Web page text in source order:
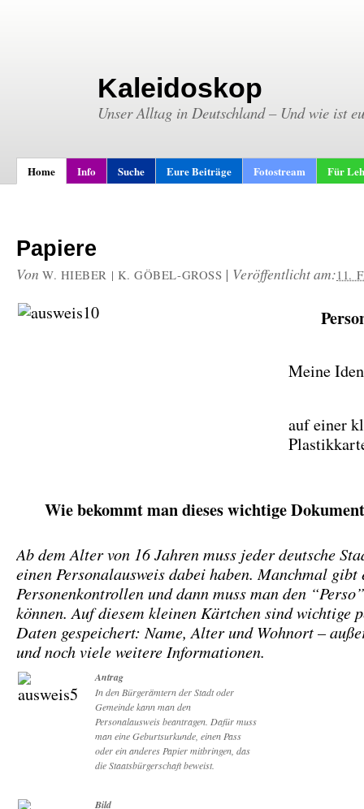
Kaleidoskop
Unser Alltag in Deutschland – Und wie ist
Home Info Suche Eure Beiträge Fotostream Für
Papiere
Von W. HIEBER | K. GÖBEL-GROSS | Veröffentlicht am:11.
Meine
auf einer
Wie bekommt man dieses wichtige
Ab dem Alter von 16 Jahren muss jeder deutsche
einen Personalausweis dabei haben. Manchmal gibt
Personenkontrollen und dann muss man den
können. Auf diesem kleinen Kärtchen sind wichtige
Daten gespeichert: Name, Alter und Wohnort –
und noch viele weitere Informationen.
Antrag
In den Bürgerämtern der Stadt oder
Gemeinde kann man den
Personalausweis beantragen. Dafür muss
man eine Geburtsurkunde, einen Pass
oder ein anderes Papier mitbringen, das
die Staatsbürgerschaft beweist.
Bild